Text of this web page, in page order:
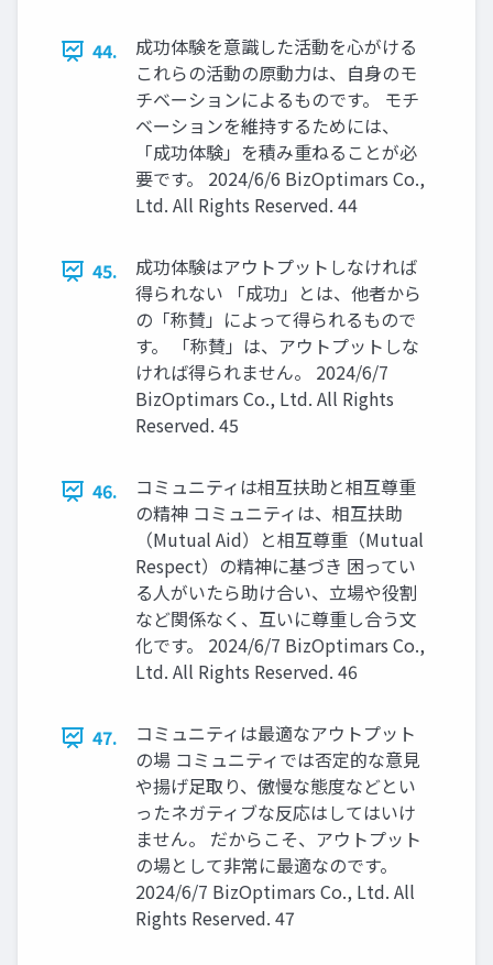
44.
成功体験を意識した活動を心がける
これらの活動の原動力は、自身のモ
チベーションによるものです。 モチ
ベーションを維持するためには、
「成功体験」を積み重ねることが必
要です。 2024/6/6 BizOptimars Co.,
Ltd. All Rights Reserved. 44
45.
成功体験はアウトプットしなければ
得られない 「成功」とは、他者から
の「称賛」によって得られるもので
す。 「称賛」は、アウトプットしな
ければ得られません。 2024/6/7
BizOptimars Co., Ltd. All Rights
Reserved. 45
46.
コミュニティは相互扶助と相互尊重
の精神 コミュニティは、相互扶助
（Mutual Aid）と相互尊重（Mutual
Respect）の精神に基づき 困ってい
る人がいたら助け合い、立場や役割
など関係なく、互いに尊重し合う文
化です。 2024/6/7 BizOptimars Co.,
Ltd. All Rights Reserved. 46
47.
コミュニティは最適なアウトプット
の場 コミュニティでは否定的な意見
や揚げ足取り、傲慢な態度などとい
ったネガティブな反応はしてはいけ
ません。 だからこそ、アウトプット
の場として非常に最適なのです。
2024/6/7 BizOptimars Co., Ltd. All
Rights Reserved. 47